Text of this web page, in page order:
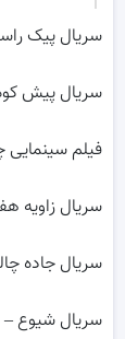
سریال پیک
سریال پیش کوه
فیلم سینمایی
سریال زاویه هفتم
سریال جاده
سریال شیوع – ۱۳۹۴